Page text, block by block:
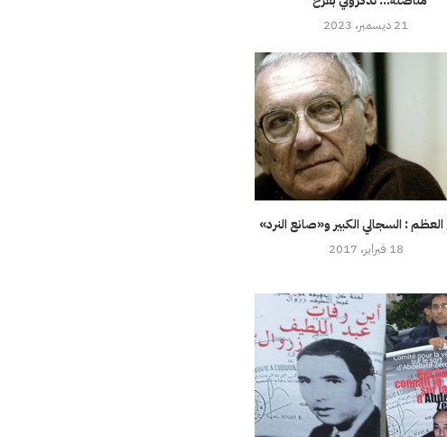
21 ديسمبر، 2023
: السجالي الكبير و«صانع النرد»
18 فبراير، 2017